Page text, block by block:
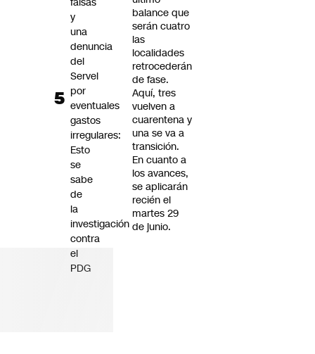
balance que
serán cuatro
las
localidades
retrocederán
de fase.
Aquí, tres
vuelven a
cuarentena y
una se va a
transición.
En cuanto a
los avances,
se aplicarán
recién el
martes 29
de junio.
y
una
denuncia
del
Servel
por
eventuales
gastos
irregulares:
Esto
se
sabe
de
la
investigación
contra
el
PDG